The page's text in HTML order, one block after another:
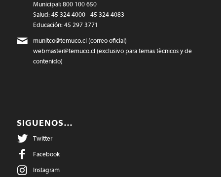
Municipal: 800 100 650
Salud: 45 324 4000 - 45 324 4083
Educación: 45 297 3771
munitco@temuco.cl(correo oficial)
webmaster@temuco.cl(exclusivo para temas técnicos y de
contenido)
SIGUENOS…
Twitter
Facebook
Instagram